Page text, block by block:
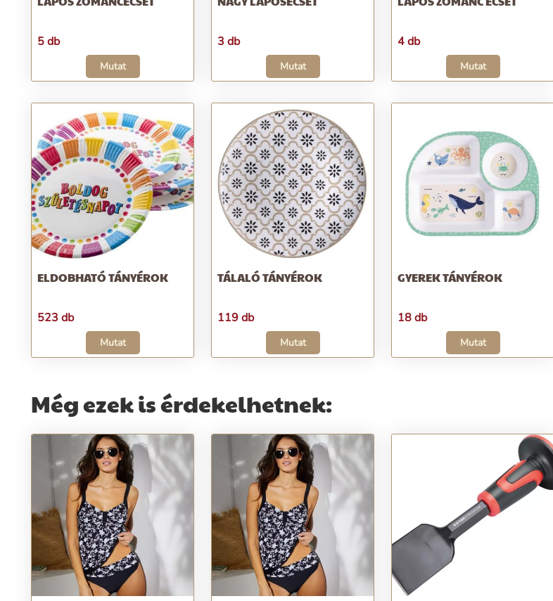
5 db
Mutat
3 db
Mutat
4 db
Mutat
ELDOBHATÓ TÁNYÉROK
523 db
Mutat
TÁLALÓ TÁNYÉROK
119 db
Mutat
GYEREK TÁNYÉROK
18 db
Mutat
Még ezek is érdekelhetnek: